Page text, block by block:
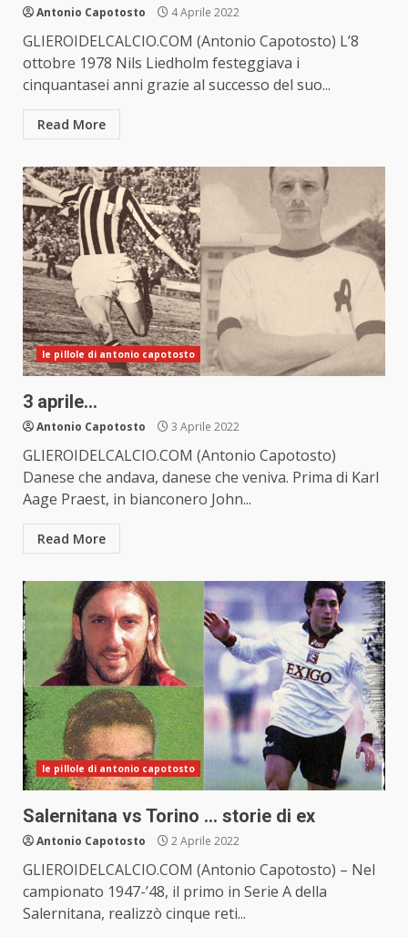
Antonio Capotosto 4 Aprile 2022
GLIEROIDELCALCIO.COM (Antonio Capotosto) L’8
ottobre 1978 Nils Liedholm festeggiava i
cinquantasei anni grazie al successo del suo...
Read More
le pillole di antonio capotosto
3 aprile…
Antonio Capotosto 3 Aprile 2022
GLIEROIDELCALCIO.COM (Antonio Capotosto)
Danese che andava, danese che veniva. Prima di Karl
Aage Praest, in bianconero John...
Read More
le pillole di antonio capotosto
Salernitana vs Torino … storie di ex
Antonio Capotosto 2 Aprile 2022
GLIEROIDELCALCIO.COM (Antonio Capotosto) – Nel
campionato 1947-’48, il primo in Serie A della
Salernitana, realizzò cinque reti...